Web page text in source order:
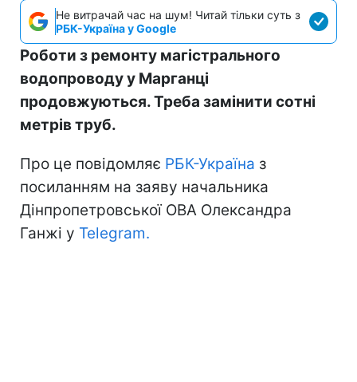
Не витрачай час на шум! Читай тільки суть з
РБК-Україна у Google
Роботи з ремонту магістрального
водопроводу у Марганці
продовжуються. Треба замінити сотні
метрів труб.
Про це повідомляє РБК-Україна з
посиланням на заяву начальника
Дінпропетровської ОВА Олександра
Ганжі у Telegram.